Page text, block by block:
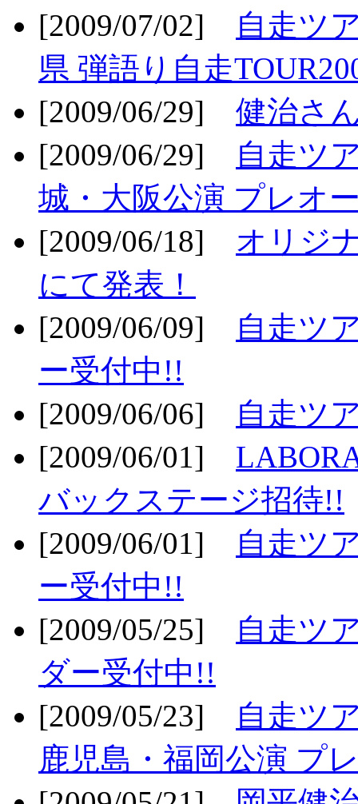
[2009/07/02]
自走ツ
県 弾語り自走
[2009/06/29] 健治さ
[2009/06/29]
自走ツ
城・大阪公演 プレオ
[2009/06/18] オリジ
にて発表！
[2009/06/09]
自走ツ
ー受付中!!
[2009/06/06]
自走ツ
[2009/06/01]
バックステージ招待!!
[2009/06/01]
自走ツ
ー受付中!!
[2009/05/25]
自走ツ
ダー受付中!!
[2009/05/23]
自走ツ
鹿児島・福岡公演 プ